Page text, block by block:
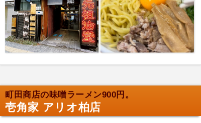
町田商店の味噌ラーメン900円。
壱角家 アリオ柏店